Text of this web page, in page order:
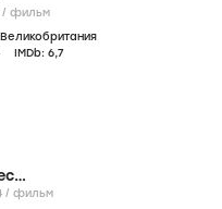
/ фильм
Великобритания
IMDb: 6,7
/ фильм